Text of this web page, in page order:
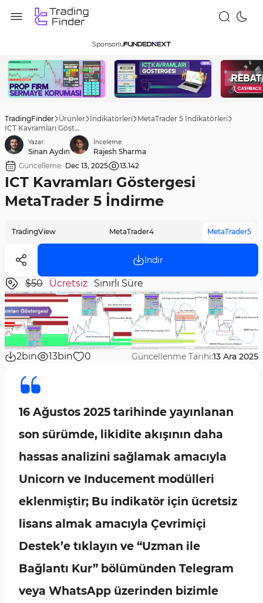
Sponsorlu
TradingFinder Ürünler İndikatörleri MetaTrader 5 İndikatörleri
ICT Kavramları Göstergesi MetaTrader 5 İndirme
Yazar:
Sinan Aydın
İnceleme:
Rajesh Sharma
Güncelleme: Dec 13, 2025 13.142
ICT Kavramları Göstergesi
MetaTrader 5 İndirme
TradingView MetaTrader4 MetaTrader5
İndir
$50 Ücretsiz Sınırlı Süre
2bin 13bin 0 Güncellenme Tarihi:13 Ara 2025
16 Ağustos 2025 tarihinde yayınlanan
son sürümde, likidite akışının daha
hassas analizini sağlamak amacıyla
Unicorn ve Inducement modülleri
eklenmiştir; Bu indikatör için ücretsiz
lisans almak amacıyla Çevrimiçi
Destek’e tıklayın ve “Uzman ile
Bağlantı Kur” bölümünden Telegram
veya WhatsApp üzerinden bizimle